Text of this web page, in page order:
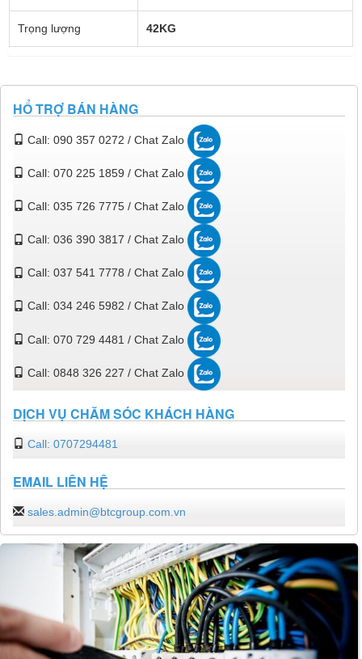
Trọng lượng 42KG
HỔ TRỢ BÁN HÀNG
Call: 090 357 0272 / Chat Zalo
Call: 070 225 1859 / Chat Zalo
Call: 035 726 7775 / Chat Zalo
Call: 036 390 3817 / Chat Zalo
Call: 037 541 7778 / Chat Zalo
Call: 034 246 5982 / Chat Zalo
Call: 070 729 4481 / Chat Zalo
Call: 0848 326 227 / Chat Zalo
DỊCH VỤ CHĂM SÓC KHÁCH HÀNG
Call: 0707294481
EMAIL LIÊN HỆ
sales.admin@btcgroup.com.vn